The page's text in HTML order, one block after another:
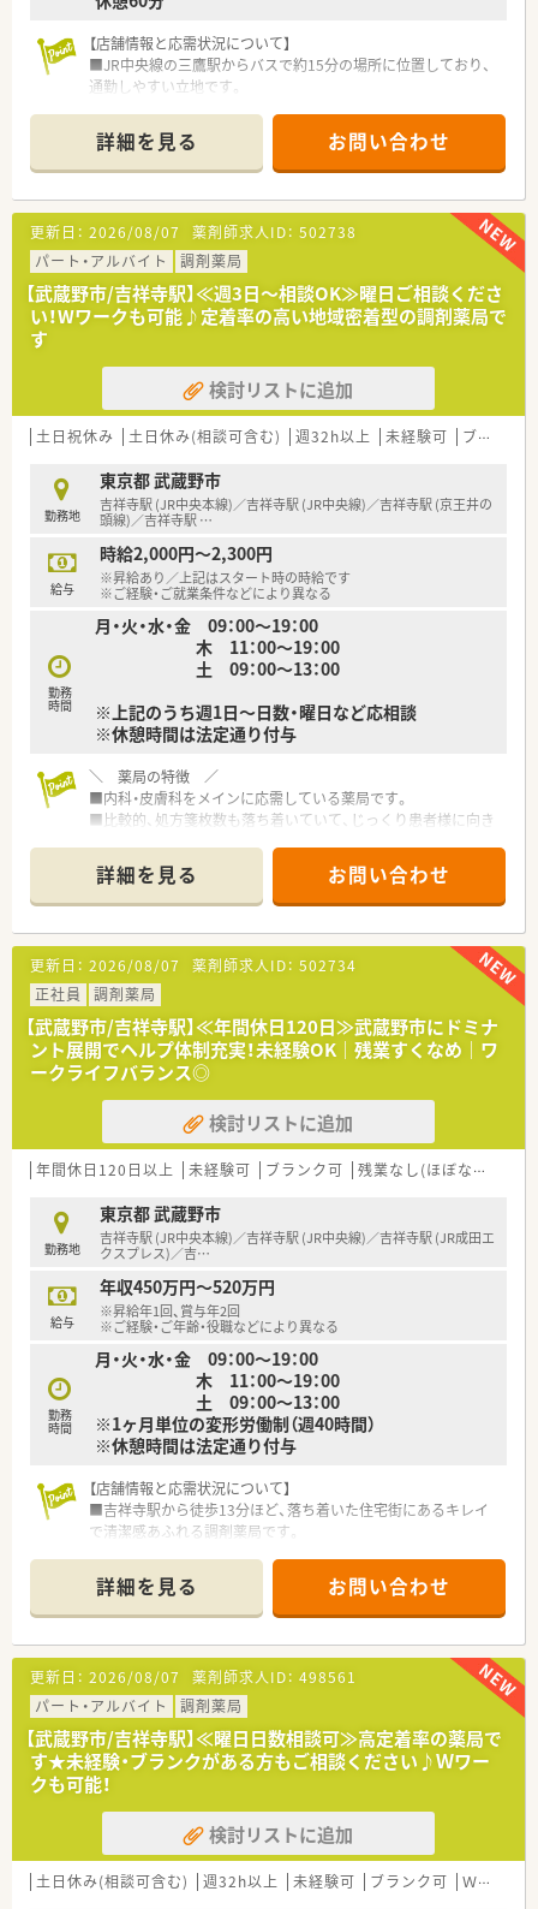
を限定した出店により手厚い支援体制を誇ります。
腰を据えて長く働ける土壌が完成されています。
■かかりつけ薬剤師や在宅業務へのノルマは一切設けておらず、
数字に追われず患者様第一の対応ができる会社です。
【店舗情報と応需状況について】
■JR中央線の三鷹駅からバスで約15分の場所に位置しており、
通勤しやすい立地です。
科をはじめとした総合科目を幅広く扱っています。
■常勤薬剤師6名、非常勤薬剤師6名、事務員5名の計17名体制
で、余裕を持って業務にあたれます。
【募集背景と求める人物像について】
■今回の募集は、処方箋枚数増加に伴う増員募集であり、組織体
制を強化することが目的です。
■20代から30代半ばの若手薬剤師を歓迎しており、調剤未経験
者も応募可能です。
■経験よりも人柄を重視しており、責任感を持って業務に取り組
【やりがい/おすすめポイント】
■かかりつけや在宅業務のノルマが一切設定されていないため、
純粋に患者様の健康を第一に考えた対応ができます。
箋も扱うため、専門性の高いスキルが身につきます。
■転居を伴う異動がなく、住み慣れた地域で腰を据えて長く働き
続けられる安定感は他社にはない大きな強みです。
【こんな方にオススメ】
■高度な薬学知識を身につけたい方や、多くの症例を経験して薬
剤師としてのキャリアを磨きたい方に最適です。
■残業を抑えつつも高年収を目指したい方にとって、年間休日
120日という好条件は非常に魅力的な環境です。
■ノルマに追われることなく、患者様一人ひとりと丁寧に向き合
詳細を見る お問い合わせ
更新日： 2026/08/07 薬剤師求人ID： 502738
パート・アルバイト
調剤薬局
【武蔵野市/吉祥寺駅】≪週3日～相談OK≫曜日ご相談くださ
い！Wワークも可能♪定着率の高い地域密着型の調剤薬局で
す
検討リストに追加
土日祝休み 土日休み(相談可含む) 週32h以上 未経験可 ブランク可
勤務地
東京都 武蔵野市
吉祥寺駅 (JR中央本線)／吉祥寺駅 (JR中央線)／吉祥寺駅 (京王井の
頭線)／吉祥寺駅 …
給与
時給2,000円～2,300円
※昇給あり／上記はスタート時の時給です
※ご経験・ご就業条件などにより異なる
勤務
時間
月・火・水・金 09：00～19：00
木 11：00～19：00
土 09：00～13：00
※上記のうち週1日～日数・曜日など応相談
※休憩時間は法定通り付与
＼ 薬局の特徴 ／
■内科・皮膚科をメインに応需している薬局です。
■比較的、処方箋枚数も落ち着いていて、じっくり患者様に向き
＼ 企業の特徴 ／
■東京都武蔵野市の人気エリアを中心に、11店舗の調剤薬局を
ドミナント展開しています。
■店内も明るくキレイな薬局です。
■社員の平均勤続年数は15年以上！
安定して長く仕事を続けられる薬局です。
■認知症カフェや地域活動も積極的に実施されています。
■従業員の男女比は3:7
■ドミナント展開をしているためヘルプ体制も充実していま
す。
長期休暇を取得されて旅行に行く人もいらっしゃいます。
■全店舗、基準調剤算定施設になっており、ワンランク上の薬剤
師の仕事ができます。
■どの店舗も最新設備を積極的に導入し、薬剤師が安心して勤務
■調剤未経験の方もご相談可能です。
＼ どの店舗も雰囲気◎ ／
■平均年齢は30代半ばと、若手が中心となり幅広い年代の方が
活躍しています。
■人間関係の良さが自慢で、他店舗の人とも仲が良く協力体制は
整っておりますよ。
■調剤未経験者の方でもしっかりと教えて頂けるので、意欲のあ
る人は大歓迎です。
＼ 店舗配属について ／
■配属店舗については適正や通勤距離を考慮して決定となりま
詳細を見る お問い合わせ
更新日： 2026/08/07 薬剤師求人ID： 502734
正社員
調剤薬局
【武蔵野市/吉祥寺駅】≪年間休日120日≫武蔵野市にドミナ
ント展開でヘルプ体制充実！未経験OK｜残業すくなめ｜ワ
ークライフバランス◎
検討リストに追加
年間休日120日以上 未経験可 ブランク可 残業なし(ほぼなし含む)
勤務地
東京都 武蔵野市
吉祥寺駅 (JR中央本線)／吉祥寺駅 (JR中央線)／吉祥寺駅 (JR成田エ
クスプレス)／吉…
給与
年収450万円～520万円
※昇給年1回、賞与年2回
※ご経験・ご年齢・役職などにより異なる
勤務
時間
月・火・水・金 09：00～19：00
木 11：00～19：00
土 09：00～13：00
※1ヶ月単位の変形労働制（週40時間）
※休憩時間は法定通り付与
【店舗情報と応需状況について】
■吉祥寺駅から徒歩13分ほど、落ち着いた住宅街にあるキレイ
で清潔感あふれる調剤薬局です。
ど応需し、地域医療を支えています。
■常勤薬剤師4名とパート3名の手厚い人員体制で、患者様一人
ひとりと丁寧に向き合える環境です。
【募集背景と求める人物像について】
■体制強化に伴う欠員補充の募集で、経験よりも誠実さや人柄を
重視した採用を行っています。
■調剤未経験の方やブランクのある方も歓迎しており、素直な姿
勢で業務に取り組める方を求めます。
■チームワークを大切にし、他のスタッフと協調しながら明るく
勤務できる方を歓迎しています。
【法人特徴について】
■吉祥寺エリアに特化したドミナント展開を行っており、転居を
伴う異動がないため腰を据えられます。
詳細を見る お問い合わせ
更新日： 2026/08/07 薬剤師求人ID： 498561
パート・アルバイト
調剤薬局
【武蔵野市/吉祥寺駅】≪曜日日数相談可≫高定着率の薬局で
す★未経験・ブランクがある方もご相談ください♪Ｗワー
クも可能！
検討リストに追加
土日休み(相談可含む) 週32h以上 未経験可 ブランク可 Ｗワーク可